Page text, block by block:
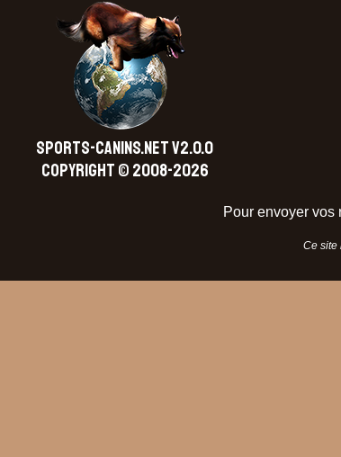
SPORTS-CANINS.NET V2.0.0
Copyright © 2008-2026
Pour envoyer vos
Ce site